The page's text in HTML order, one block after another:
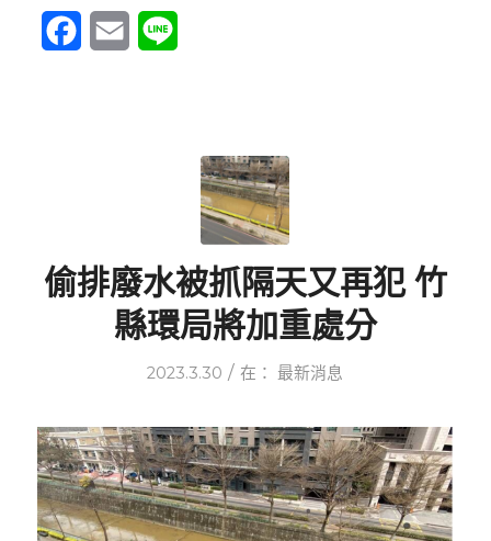
Facebook
Email
偷排廢水被抓隔天又再犯 竹
縣環局將加重處分
2023.3.30 / 在： 最新消息